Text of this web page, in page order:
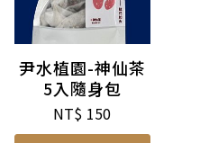
尹水植園-神仙茶
5入隨身包
NT$ 150